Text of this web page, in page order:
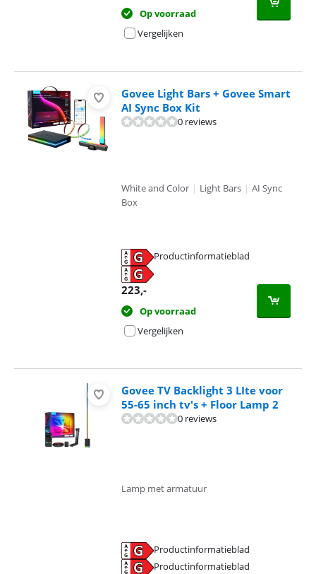
Op voorraad
Vergelijken
Govee Light Bars + Govee Smart
AI Sync Box Kit
0 reviews
White and Color | Light Bars | AI Sync
Box
Productinformatieblad
223,-
Op voorraad
Vergelijken
Govee TV Backlight 3 LIte voor
55-65 inch tv's + Floor Lamp 2
0 reviews
Lamp met armatuur
Productinformatieblad
Productinformatieblad